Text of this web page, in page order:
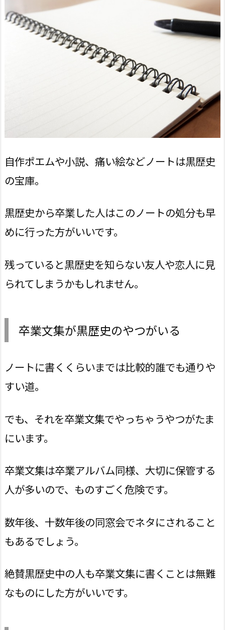
自作ポエムや小説、痛い絵などノートは黒歴史
の宝庫。
黒歴史から卒業した人はこのノートの処分も早
めに行った方がいいです。
残っていると黒歴史を知らない友人や恋人に見
られてしまうかもしれません。
卒業文集が黒歴史のやつがいる
ノートに書くくらいまでは比較的誰でも通りや
すい道。
でも、それを卒業文集でやっちゃうやつがたま
にいます。
卒業文集は卒業アルバム同様、大切に保管する
人が多いので、ものすごく危険です。
数年後、十数年後の同窓会でネタにされること
もあるでしょう。
絶賛黒歴史中の人も卒業文集に書くことは無難
なものにした方がいいです。